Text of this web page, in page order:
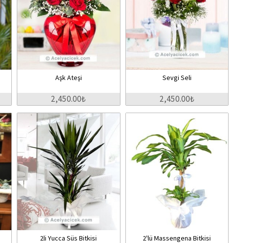
Aşk Ateşi
2,450.00₺
Sevgi Seli
2,450.00₺
2li Yucca Süs Bitkisi 2'lü Massengena Bitkisi